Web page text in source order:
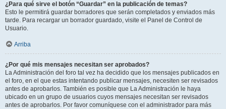
¿Para qué sirve el botón “Guardar” en la publicación de temas?
Esto le permitirá guardar borradores que serán completados y enviados más
tarde. Para recargar un borrador guardado, visite el Panel de Control de
Usuario.
Arriba
¿Por qué mis mensajes necesitan ser aprobados?
La Administración del foro tal vez ha decidido que los mensajes publicados en
el foro, en el que estas intentando publicar mensajes, necesiten ser revisados
antes de aprobarlos. También es posible que La Administración le haya
ubicado en un grupo de usuarios cuyos mensajes necesitan ser revisados
antes de aprobarlos. Por favor comuníquese con el administrador para más